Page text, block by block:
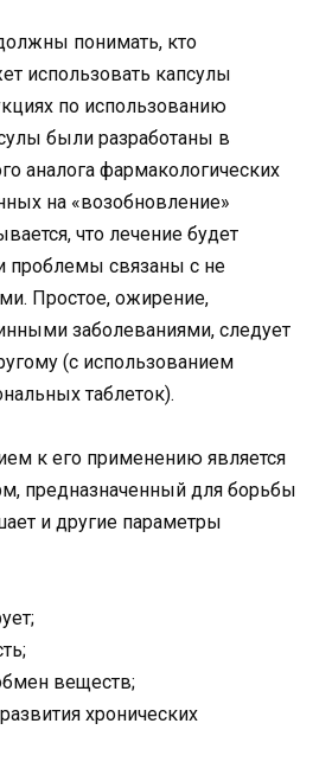
понимать, кто
использовать капсулы
по использованию
были разработаны в
аналога фармакологических
на «возобновление»
что лечение будет
проблемы связаны с не
Простое, ожирение,
заболеваниями, следует
(с использованием
таблеток).
к его применению является
предназначенный для борьбы
и другие параметры
веществ;
хронических